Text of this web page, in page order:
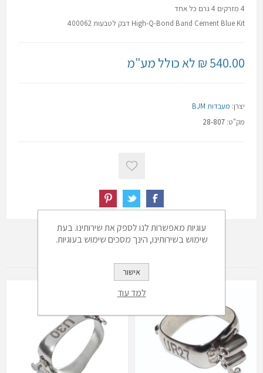
4 מזרקים 4 גרם כל אחד
High-Q-Bond Band Cement Blue Kit דבק לטבעות 400062
540.00 ₪ לא כולל מע"מ
יצרן: מעבדות BJM
מק"ט: 28-807
מוצרים משלימים
עוגיות מאפשרות לנו לספק את שירותינו. בעת
שימוש בשירותינו, הינך מסכים שימוש בעוגיות.
אישור
למד עוד